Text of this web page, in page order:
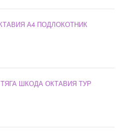
А4 ПОДЛОКОТНИК
ШКОДА ОКТАВИЯ ТУР